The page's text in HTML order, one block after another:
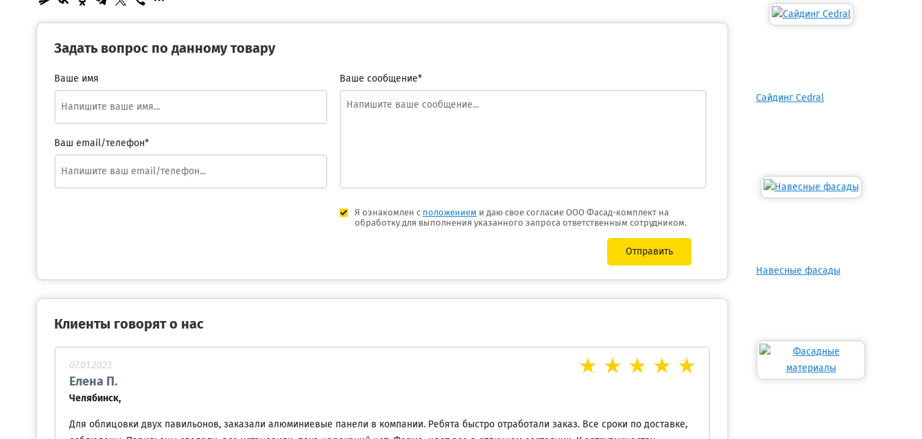
Задать вопрос по данному товару
Ваше имя
Ваш email/телефон*
Ваше сообщение*
Я ознакомлен с положением и даю свое согласие ООО Фасад-комплект на
обработку для выполнения указанного запроса ответственным сотрудником.
Отправить
Клиенты говорят о нас
07.01.2023
Елена П.
Челябинск,
Для облицовки двух павильонов, заказали алюминиевые панели в компании. Ребята быстро отработали заказ. Все сроки по доставке,
Сайдинг Cedral
Навесные фасады